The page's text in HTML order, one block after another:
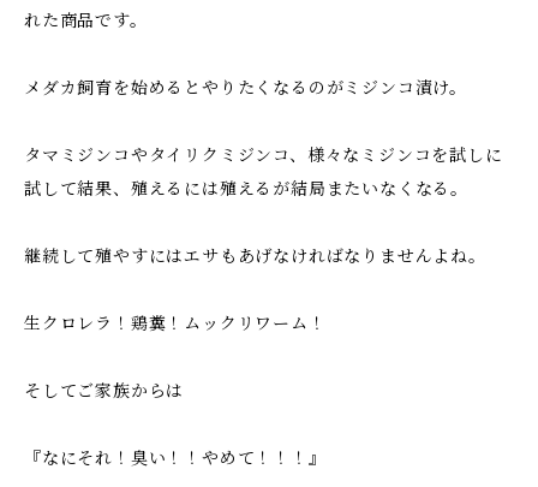
れた商品です。
メダカ飼育を始めるとやりたくなるのがミジンコ漬け。
タマミジンコやタイリクミジンコ、様々なミジンコを試しに
試して結果、殖えるには殖えるが結局またいなくなる。
継続して殖やすにはエサもあげなければなりませんよね。
生クロレラ！鶏糞！ムックリワーム！
そしてご家族からは
『なにそれ！臭い！！やめて！！！』